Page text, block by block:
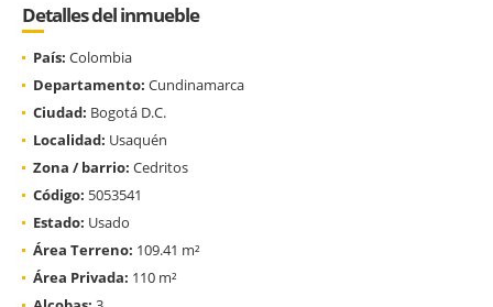
Detalles del inmueble
País: Colombia
Departamento: Cundinamarca
Ciudad: Bogotá D.C.
Localidad: Usaquén
Zona / barrio: Cedritos
Código: 5053541
Estado: Usado
Área Terreno: 109.41 m²
Área Privada: 110 m²